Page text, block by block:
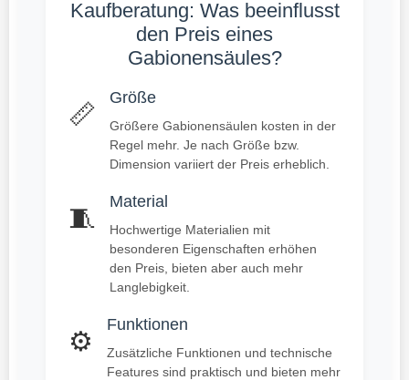
Kaufberatung: Was beeinflusst
den Preis eines
Gabionensäules?
📏
Größe
Größere Gabionensäulen kosten in der
Regel mehr. Je nach Größe bzw.
Dimension variiert der Preis erheblich.
🧵
Material
Hochwertige Materialien mit
besonderen Eigenschaften erhöhen
den Preis, bieten aber auch mehr
Langlebigkeit.
⚙️
Funktionen
Zusätzliche Funktionen und technische
Features sind praktisch und bieten mehr